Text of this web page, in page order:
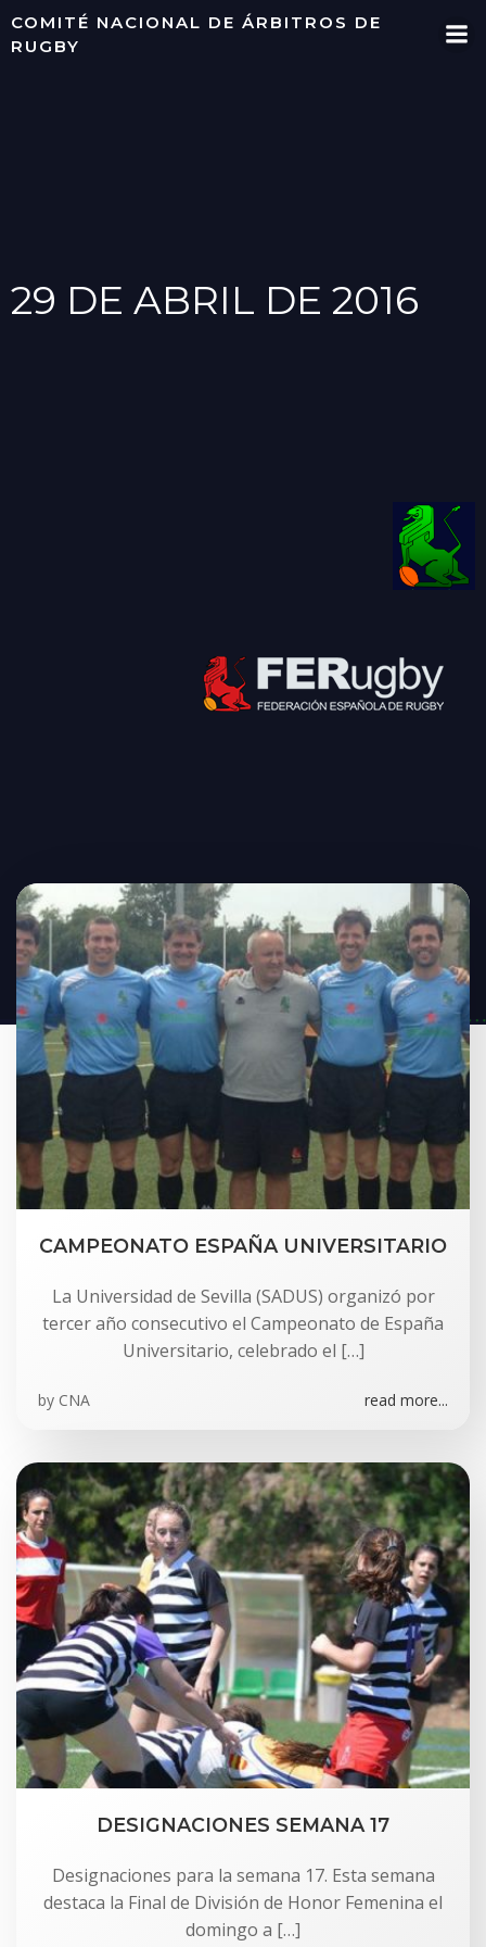
Saltar
COMITÉ NACIONAL DE ÁRBITROS DE
RUGBY
29 DE ABRIL DE 2016
CAMPEONATO ESPAÑA UNIVERSITARIO
La Universidad de Sevilla (SADUS) organizó por
tercer año consecutivo el Campeonato de España
Universitario, celebrado el […]
by CNA read more...
DESIGNACIONES SEMANA 17
Designaciones para la semana 17. Esta semana
destaca la Final de División de Honor Femenina el
domingo a […]